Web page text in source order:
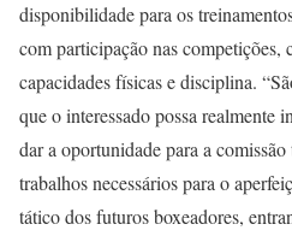
disponibilidade para os
com participação nas competições,
capacidades físicas e disciplina.
que o interessado possa realmente
dar a oportunidade para a
trabalhos necessários para o
tático dos futuros boxeadores,